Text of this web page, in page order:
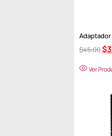
$45,00$
Ver